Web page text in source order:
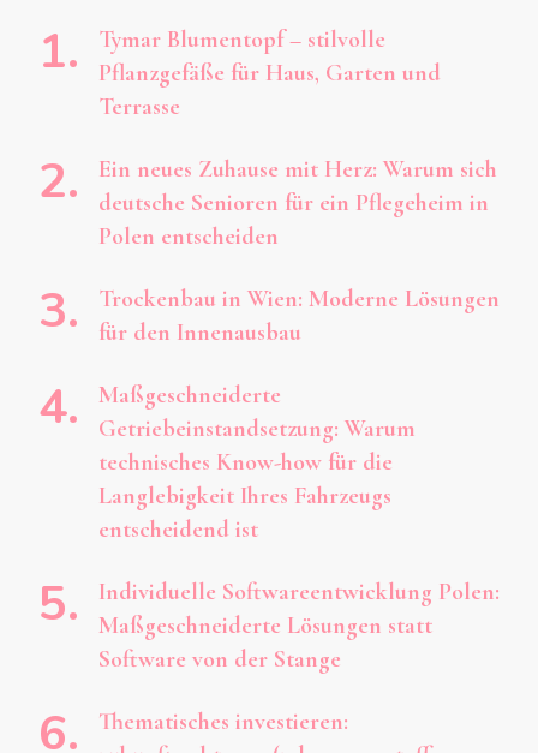
Tymar Blumentopf – stilvolle
Pflanzgefäße für Haus, Garten und
Terrasse
Ein neues Zuhause mit Herz: Warum sich
deutsche Senioren für ein Pflegeheim in
Polen entscheiden
Trockenbau in Wien: Moderne Lösungen
für den Innenausbau
Maßgeschneiderte
Getriebeinstandsetzung: Warum
technisches Know-how für die
Langlebigkeit Ihres Fahrzeugs
entscheidend ist
Individuelle Softwareentwicklung Polen:
Maßgeschneiderte Lösungen statt
Software von der Stange
Thematisches investieren: